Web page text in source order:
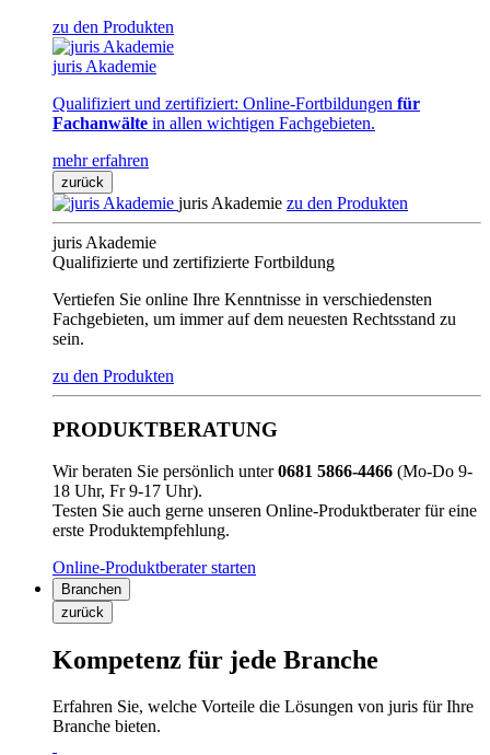
zu den Produkten
juris Akademie
Qualifiziert und zertifiziert: Online-Fortbildungen für
Fachanwälte in allen wichtigen Fachgebieten.
mehr erfahren
zurück
juris Akademie zu den Produkten
juris Akademie
Qualifizierte und zertifizierte Fortbildung
Vertiefen Sie online Ihre Kenntnisse in verschiedensten
Fachgebieten, um immer auf dem neuesten Rechtsstand zu
sein.
zu den Produkten
PRODUKTBERATUNG
Wir beraten Sie persönlich unter0681 5866-4466 (Mo-Do 9-
18 Uhr, Fr 9-17 Uhr).
Testen Sie auch gerne unseren Online-Produktberater für eine
erste Produktempfehlung.
Online-Produktberater starten
Branchen
zurück
Kompetenz für jede Branche
Erfahren Sie, welche Vorteile die Lösungen von juris für Ihre
Branche bieten.